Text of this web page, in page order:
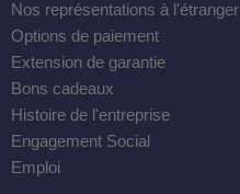
Nos représentations à l'étranger
Options de paiement
Extension de garantie
Bons cadeaux
Histoire de l'entreprise
Engagement Social
Emploi